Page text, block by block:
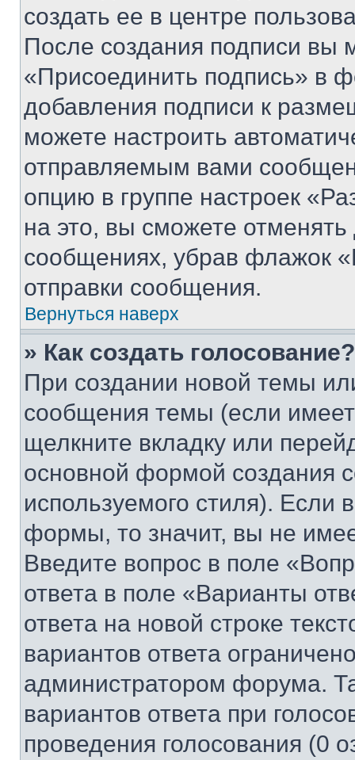
создать ее в центре
После создания подписи вы
«Присоединить подпись» в
добавления подписи к
можете настроить
отправляемым вами
опцию в группе настроек
на это, вы сможете
сообщениях, убрав флажок
отправки сообщения.
Вернуться наверх
» Как создать голосование?
При создании новой темы
сообщения темы (если
щелкните вкладку или
основной формой создания
используемого стиля). Если
формы, то значит, вы не
Введите вопрос в поле
ответа в поле «Варианты
ответа на новой строке
вариантов ответа
администратором форума.
вариантов ответа при
проведения голосования (0